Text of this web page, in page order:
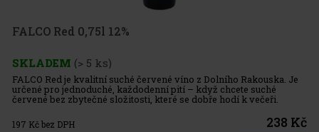
FALCO Red 0,75l 12%
SKLADEM (> 5 ks)
FALCO Red je kvalitní suché červené víno z Dolního Rakouska. Je
určené pro jednoduché, každodenní pití – když chcete suché
červené bez zbytečné složitosti, které se dobře hodí k večeři.
Základní informace: Země / oblast: Rakousko – Dolní Rakous
197 Kč bez DPH 238 Kč